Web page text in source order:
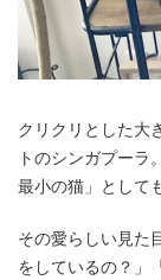
クリクリとした大
トのシンガプーラ
最小の猫」として
その愛らしい見た
をしているの？」